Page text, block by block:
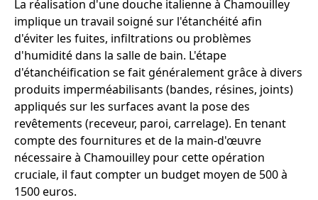
La réalisation d'une douche italienne à Chamouilley
implique un travail soigné sur l'étanchéité afin
d'éviter les fuites, infiltrations ou problèmes
d'humidité dans la salle de bain. L'étape
d'étanchéification se fait généralement grâce à divers
produits imperméabilisants (bandes, résines, joints)
appliqués sur les surfaces avant la pose des
revêtements (receveur, paroi, carrelage). En tenant
compte des fournitures et de la main-d'œuvre
nécessaire à Chamouilley pour cette opération
cruciale, il faut compter un budget moyen de 500 à
1500 euros.